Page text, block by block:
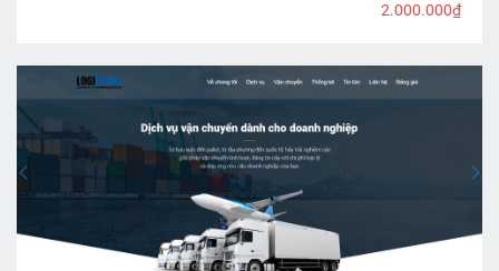
2.000.000₫